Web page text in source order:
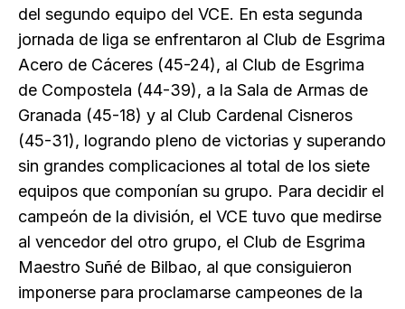
del segundo equipo del VCE. En esta segunda
jornada de liga se enfrentaron al Club de Esgrima
Acero de Cáceres (45-24), al Club de Esgrima
de Compostela (44-39), a la Sala de Armas de
Granada (45-18) y al Club Cardenal Cisneros
(45-31), logrando pleno de victorias y superando
sin grandes complicaciones al total de los siete
equipos que componían su grupo. Para decidir el
campeón de la división, el VCE tuvo que medirse
al vencedor del otro grupo, el Club de Esgrima
Maestro Suñé de Bilbao, al que consiguieron
imponerse para proclamarse campeones de la